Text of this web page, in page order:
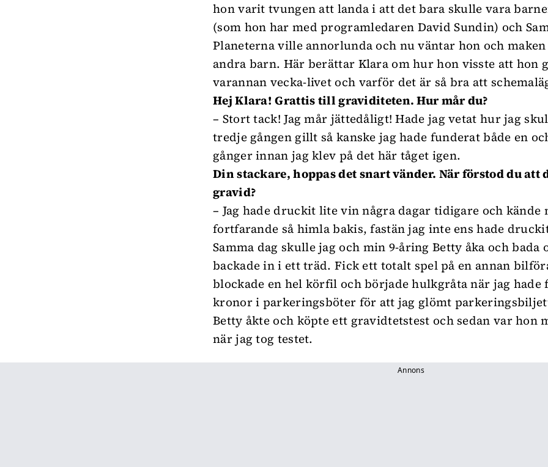
hon varit tvungen att landa i att det bara skulle vara
(som hon har med programledaren David Sundin) och
Planeterna ville annorlunda och nu väntar hon och
andra barn. Här berättar Klara om hur hon visste att hon
varannan vecka-livet och varför det är så bra att
Hej Klara! Grattis till graviditeten. Hur mår du?
– Stort tack! Jag mår jättedåligt! Hade jag vetat hur jag
tredje gången gillt så kanske jag hade funderat både en
gånger innan jag klev på det här tåget igen.
Din stackare, hoppas det snart vänder. När förstod du att
gravid?
– Jag hade druckit lite vin några dagar tidigare och kände
fortfarande så himla bakis, fastän jag inte ens hade
Samma dag skulle jag och min 9-åring Betty åka och bada
backade in i ett träd. Fick ett totalt spel på en annan
blockade en hel körfil och började hulkgråta när jag hade
kronor i parkeringsböter för att jag glömt
Betty åkte och köpte ett gravidtetstest och sedan var hon
när jag tog testet.
Annons